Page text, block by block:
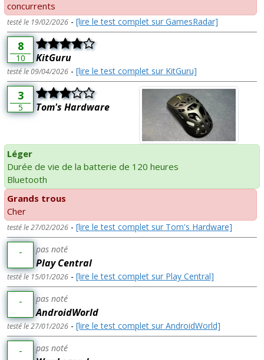
concurrents
testé le 19/02/2026 - [lire le test complet sur GamesRadar]
8
10 KitGuru
testé le 09/04/2026 - [lire le test complet sur KitGuru]
3
5 Tom's Hardware
Léger
Durée de vie de la batterie de 120 heures
Bluetooth
Grands trous
Cher
testé le 27/02/2026 - [lire le test complet sur Tom's Hardware]
- pas noté
Play Central
testé le 15/01/2026 - [lire le test complet sur Play Central]
- pas noté
AndroidWorld
testé le 27/01/2026 - [lire le test complet sur AndroidWorld]
- pas noté